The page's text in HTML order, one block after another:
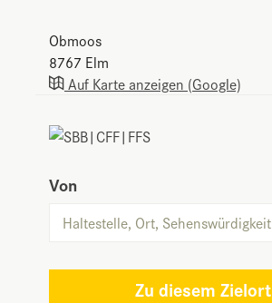
Obmoos
8767 Elm
Auf Karte anzeigen (Google)
Von
Zu diesem Zielort